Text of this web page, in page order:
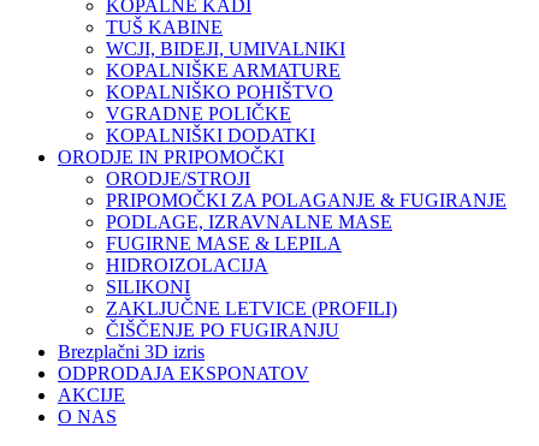
KOPALNE KADI
TUŠ KABINE
WCJI, BIDEJI, UMIVALNIKI
KOPALNIŠKE ARMATURE
KOPALNIŠKO POHIŠTVO
VGRADNE POLIČKE
KOPALNIŠKI DODATKI
ORODJE IN PRIPOMOČKI
ORODJE/STROJI
PRIPOMOČKI ZA POLAGANJE & FUGIRANJE
PODLAGE, IZRAVNALNE MASE
FUGIRNE MASE & LEPILA
HIDROIZOLACIJA
SILIKONI
ZAKLJUČNE LETVICE (PROFILI)
ČIŠČENJE PO FUGIRANJU
Brezplačni 3D izris
ODPRODAJA EKSPONATOV
AKCIJE
O NAS